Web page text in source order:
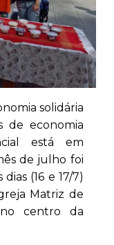
solidária
de economia
está em
de julho foi
(16 e 17/7)
Matriz de
centro da